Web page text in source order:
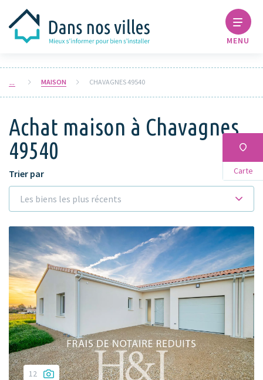
MENU
MAISON CHAVAGNES 49540
Achat maison à Chavagnes
49540
Carte
Trier par
Les biens les plus récents
12